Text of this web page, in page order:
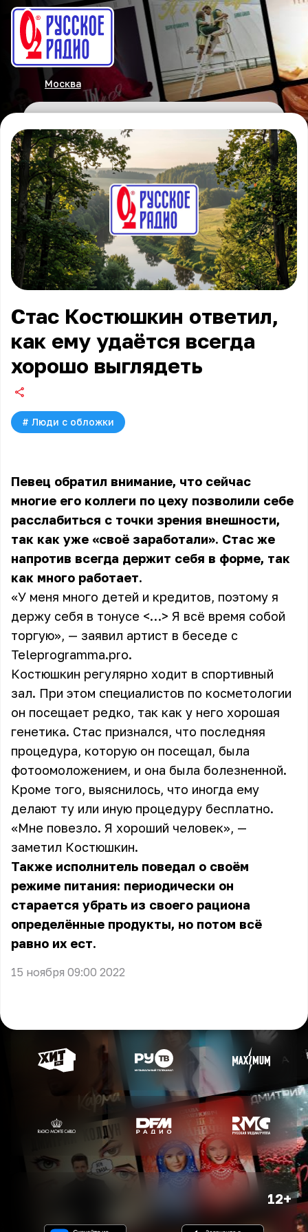
Москва
Стас Костюшкин ответил,
как ему удаётся всегда
хорошо выглядеть
# Люди с обложки
Певец обратил внимание, что сейчас
многие его коллеги по цеху позволили себе
расслабиться с точки зрения внешности,
так как уже «своё заработали». Стас же
напротив всегда держит себя в форме, так
как много работает.
«У меня много детей и кредитов, поэтому я
держу себя в тонусе <…> Я всё время собой
торгую», — заявил артист в беседе с
Teleprogramma.pro.
Костюшкин регулярно ходит в спортивный
зал. При этом специалистов по косметологии
он посещает редко, так как у него хорошая
генетика. Стас признался, что последняя
процедура, которую он посещал, была
фотоомоложением, и она была болезненной.
Кроме того, выяснилось, что иногда ему
делают ту или иную процедуру бесплатно.
«Мне повезло. Я хороший человек», —
заметил Костюшкин.
Также исполнитель поведал о своём
режиме питания: периодически он
старается убрать из своего рациона
определённые продукты, но потом всё
равно их ест.
15 ноября 09:00 2022
12+